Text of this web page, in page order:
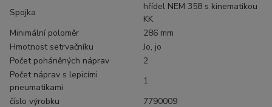
Spojka
hřídel NEM 358 s kinematikou
KK
Minimální poloměr
286 mm
Hmotnost setrvačníku
Jo, jo
Počet poháněných náprav
2
Počet náprav s lepicími
pneumatikami
1
číslo výrobku
7790009